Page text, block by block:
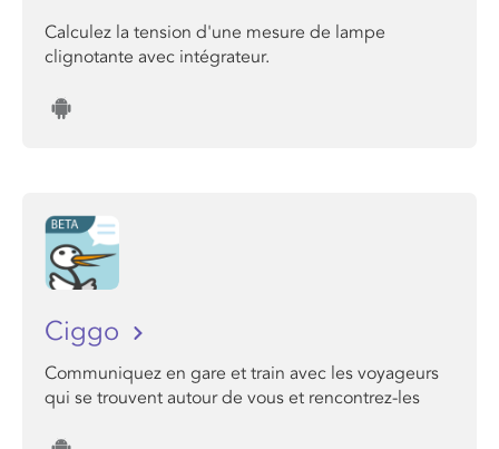
Calculez la tension d'une mesure de lampe
clignotante avec intégrateur.
Ciggo
Communiquez en gare et train avec les voyageurs
qui se trouvent autour de vous et rencontrez-les